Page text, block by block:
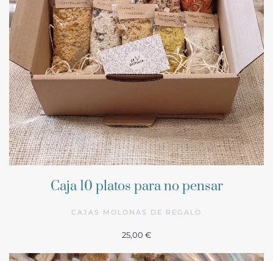
Caja 10 platos para no pensar
CAJAS MOLONAS DE REGALO
25,00 €